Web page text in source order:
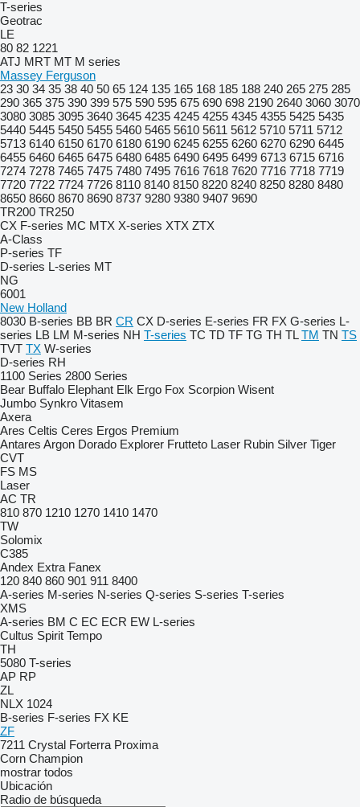
T-series
Geotrac
LE
80 82 1221
ATJ MRT MT M series
Massey Ferguson
23 30 34 35 38 40 50 65 124 135 165 168 185 188 240 265 275 285
290 365 375 390 399 575 590 595 675 690 698 2190 2640 3060 3070
3080 3085 3095 3640 3645 4235 4245 4255 4345 4355 5425 5435
5440 5445 5450 5455 5460 5465 5610 5611 5612 5710 5711 5712
5713 6140 6150 6170 6180 6190 6245 6255 6260 6270 6290 6445
6455 6460 6465 6475 6480 6485 6490 6495 6499 6713 6715 6716
7274 7278 7465 7475 7480 7495 7616 7618 7620 7716 7718 7719
7720 7722 7724 7726 8110 8140 8150 8220 8240 8250 8280 8480
8650 8660 8670 8690 8737 9280 9380 9407 9690
TR200 TR250
CX F-series MC MTX X-series XTX ZTX
A-Class
P-series TF
D-series L-series MT
NG
6001
New Holland
8030 B-series BB BR CR CX D-series E-series FR FX G-series L-
series LB LM M-series NH T-series TC TD TF TG TH TL TM TN TS
TVT TX W-series
D-series RH
1100 Series 2800 Series
Bear Buffalo Elephant Elk Ergo Fox Scorpion Wisent
Jumbo Synkro Vitasem
Axera
Ares Celtis Ceres Ergos Premium
Antares Argon Dorado Explorer Frutteto Laser Rubin Silver Tiger
CVT
FS MS
Laser
AC TR
810 870 1210 1270 1410 1470
TW
Solomix
C385
Andex Extra Fanex
120 840 860 901 911 8400
A-series M-series N-series Q-series S-series T-series
XMS
A-series BM C EC ECR EW L-series
Cultus Spirit Tempo
TH
5080 T-series
AP RP
ZL
NLX 1024
B-series F-series FX KE
ZF
7211 Crystal Forterra Proxima
Corn Champion
mostrar todos
Ubicación
Radio de búsqueda